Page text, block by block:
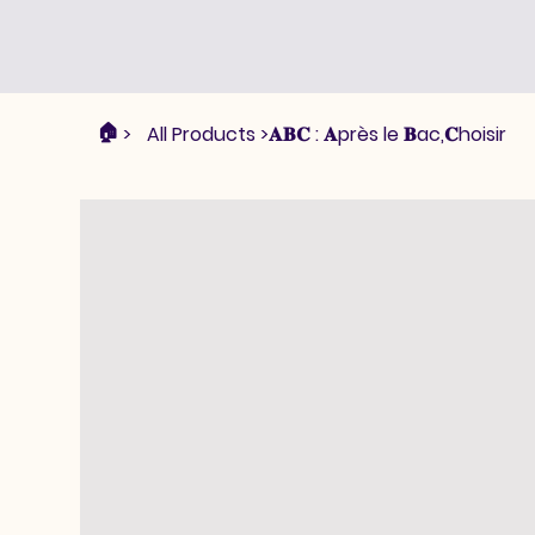
🏠︎ > All Products>𝐀𝐁𝐂 : 𝐀près le 𝐁ac,𝐂hoisir